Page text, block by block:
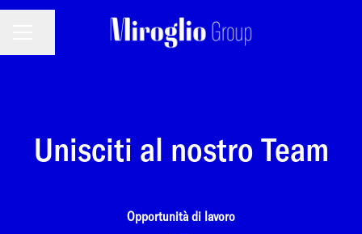
Condividi la pagina
Unisciti al nostro Team
Opportunità di lavoro